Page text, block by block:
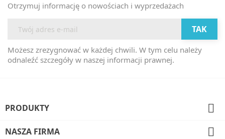
Otrzymuj informację o nowościach i wyprzedażach
Możesz zrezygnować w każdej chwili. W tym celu należy
odnaleźć szczegóły w naszej informacji prawnej.
PRODUKTY 
NASZA FIRMA 